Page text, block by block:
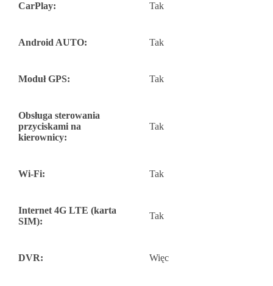
CarPlay: Tak
Android AUTO: Tak
Moduł GPS: Tak
Obsługa sterowania
przyciskami na
kierownicy:
Tak
Wi-Fi: Tak
Internet 4G LTE (karta
SIM):
Tak
DVR: Więc